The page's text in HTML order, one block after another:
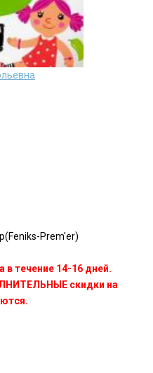
Prem'er)
в течение 14-16 дней.
скидки на